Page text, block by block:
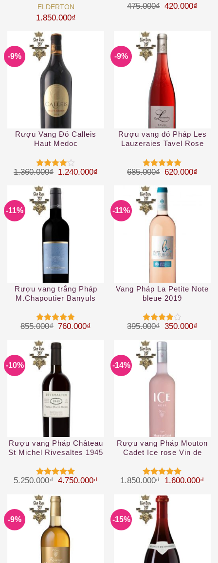
Được
xếp hạng
ELDERTON
1.850.000₫
Được xếp
475.000₫ Giá gốc là:
420.000₫
-9%
Rượu Vang Đỏ Calleis
Haut Medoc
Được
45 sao
1.360.000₫ Giá gốc là: 1.360.000₫.
1.240.000₫ Giá hiện tại là: 1.240.000₫.
-9%
Rượu vang đỏ Pháp Les
Lauzeraies Tavel Rose
Được xếp
sao
685.000₫ Giá gốc là:
620.000₫
-11%
Rượu vang trắng Pháp
M.Chapoutier Banyuls
Được xếp
sao
855.000₫ Giá gốc là: 855.000₫.
760.000₫ Giá hiện tại là: 760.000₫.
-11%
Vang Pháp La Petite Note
bleue 2019
Được
45 sao
395.000₫ Giá gốc là:
350.000₫
-10%
Rượu vang Pháp Château
St Michel Rivesaltes 1945
Được xếp
sao
5.250.000₫ Giá gốc là: 5.250.000₫.
4.750.000₫ Giá hiện tại là: 4.750.000₫.
-14%
Rượu vang Pháp Mouton
Cadet Ice rose Vin de
Được xếp
sao
1.850.000₫ Giá gốc là:
1.600.000₫
-9% -15%